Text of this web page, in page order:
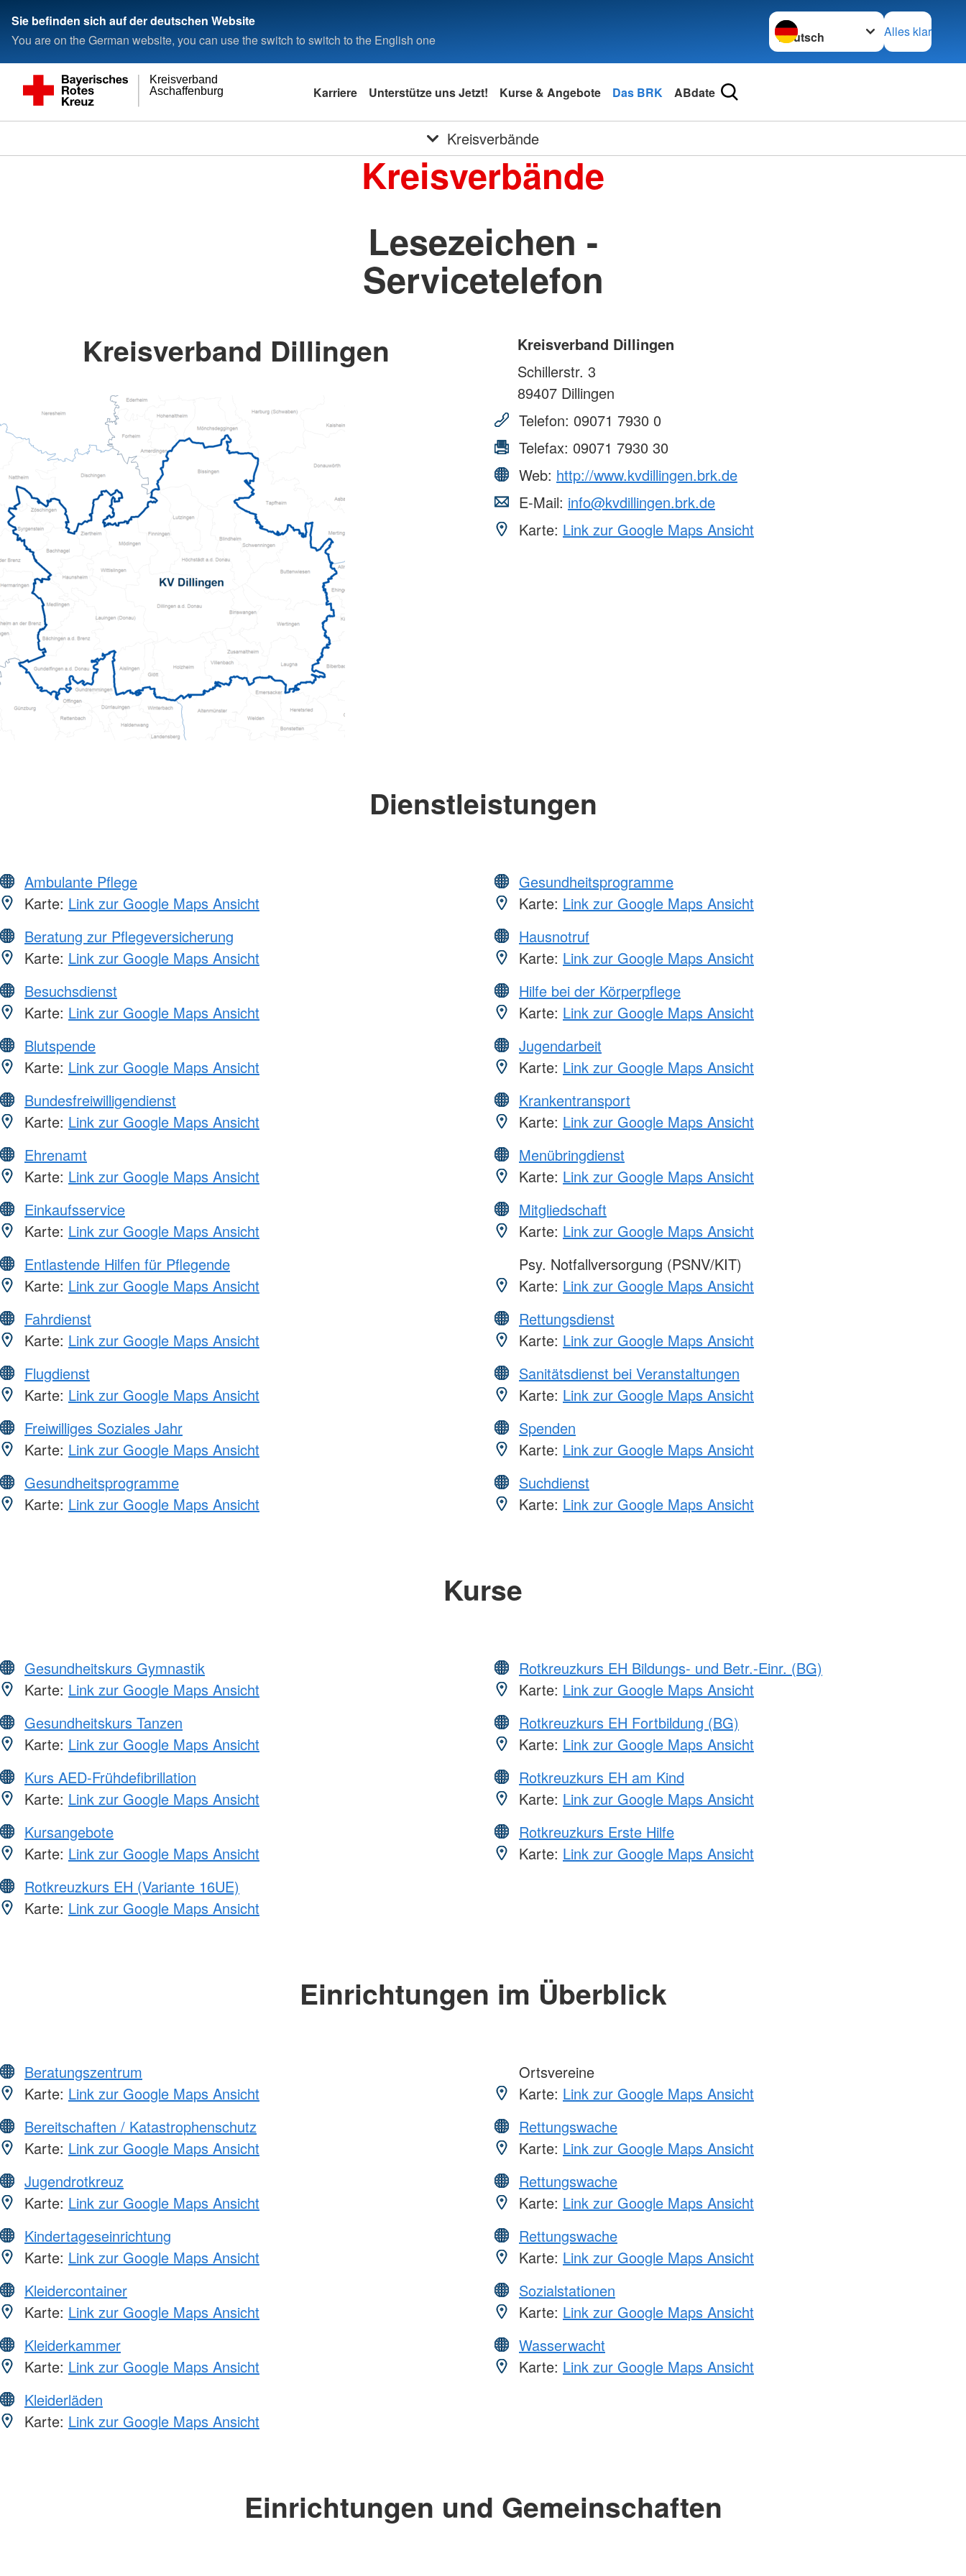
Sie befinden sich auf der deutschen Website
You are on the German website, you can use the switch to switch to the English one
Sprache wechseln zu
Alles klar
Aschaffenburg
Kreisverband
Karriere Unterstütze uns Jetzt! Kurse & Angebote Das BRK ABdate
Kreisverbände
Kreisverbände
Lesezeichen -
Servicetelefon
Kreisverband Dillingen
Kreisverband Dillingen
Schillerstr. 3
89407 Dillingen
Telefon: 09071 7930 0
Telefax: 09071 7930 30
Web: http://www.kvdillingen.brk.de
E-Mail: info@kvdillingen.brk.de
Karte: Link zur Google Maps Ansicht
Dienstleistungen
Ambulante Pflege
Karte: Link zur Google Maps Ansicht
Beratung zur Pflegeversicherung
Karte: Link zur Google Maps Ansicht
Besuchsdienst
Karte: Link zur Google Maps Ansicht
Blutspende
Karte: Link zur Google Maps Ansicht
Bundesfreiwilligendienst
Karte: Link zur Google Maps Ansicht
Ehrenamt
Karte: Link zur Google Maps Ansicht
Einkaufsservice
Karte: Link zur Google Maps Ansicht
Entlastende Hilfen für Pflegende
Karte: Link zur Google Maps Ansicht
Fahrdienst
Karte: Link zur Google Maps Ansicht
Flugdienst
Karte: Link zur Google Maps Ansicht
Freiwilliges Soziales Jahr
Karte: Link zur Google Maps Ansicht
Gesundheitsprogramme
Karte: Link zur Google Maps Ansicht
Gesundheitsprogramme
Karte: Link zur Google Maps Ansicht
Hausnotruf
Karte: Link zur Google Maps Ansicht
Hilfe bei der Körperpflege
Karte: Link zur Google Maps Ansicht
Jugendarbeit
Karte: Link zur Google Maps Ansicht
Krankentransport
Karte: Link zur Google Maps Ansicht
Menübringdienst
Karte: Link zur Google Maps Ansicht
Mitgliedschaft
Karte: Link zur Google Maps Ansicht
Psy. Notfallversorgung (PSNV/KIT)
Karte: Link zur Google Maps Ansicht
Rettungsdienst
Karte: Link zur Google Maps Ansicht
Sanitätsdienst bei Veranstaltungen
Karte: Link zur Google Maps Ansicht
Spenden
Karte: Link zur Google Maps Ansicht
Suchdienst
Karte: Link zur Google Maps Ansicht
Kurse
Gesundheitskurs Gymnastik
Karte: Link zur Google Maps Ansicht
Gesundheitskurs Tanzen
Karte: Link zur Google Maps Ansicht
Kurs AED-Frühdefibrillation
Karte: Link zur Google Maps Ansicht
Kursangebote
Karte: Link zur Google Maps Ansicht
Rotkreuzkurs EH (Variante 16UE)
Karte: Link zur Google Maps Ansicht
Rotkreuzkurs EH Bildungs- und Betr.-Einr. (BG)
Karte: Link zur Google Maps Ansicht
Rotkreuzkurs EH Fortbildung (BG)
Karte: Link zur Google Maps Ansicht
Rotkreuzkurs EH am Kind
Karte: Link zur Google Maps Ansicht
Rotkreuzkurs Erste Hilfe
Karte: Link zur Google Maps Ansicht
Einrichtungen im Überblick
Beratungszentrum
Karte: Link zur Google Maps Ansicht
Bereitschaften / Katastrophenschutz
Karte: Link zur Google Maps Ansicht
Jugendrotkreuz
Karte: Link zur Google Maps Ansicht
Kindertageseinrichtung
Karte: Link zur Google Maps Ansicht
Kleidercontainer
Karte: Link zur Google Maps Ansicht
Kleiderkammer
Karte: Link zur Google Maps Ansicht
Kleiderläden
Karte: Link zur Google Maps Ansicht
Ortsvereine
Karte: Link zur Google Maps Ansicht
Rettungswache
Karte: Link zur Google Maps Ansicht
Rettungswache
Karte: Link zur Google Maps Ansicht
Rettungswache
Karte: Link zur Google Maps Ansicht
Sozialstationen
Karte: Link zur Google Maps Ansicht
Wasserwacht
Karte: Link zur Google Maps Ansicht
Einrichtungen und Gemeinschaften